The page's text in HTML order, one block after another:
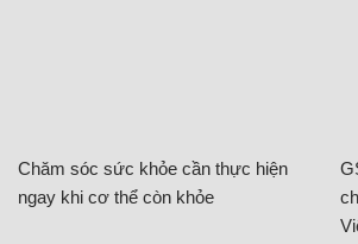
Chăm sóc sức khỏe cần thực hiện
ngay khi cơ thể còn khỏe